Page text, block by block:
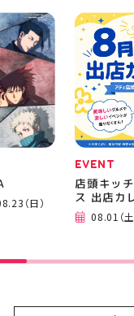
術廻戦PLAZA
頭キッチンカースペー
祭りBBQビアガーデン
ドバシカメラ 平日限
レミアム駐車サービ
MORE
のクッシ
なってい
ニングシ
になりま
る方は是
運んでく
ーツナビ
店頭でお
す
#アティ
女図鑑 #
#ASICS
（日）
EVENT
店頭キッ
ス 出店カ
08.01（